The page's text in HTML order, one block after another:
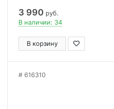
3 990 руб.
В наличии: 34
В корзину
616310